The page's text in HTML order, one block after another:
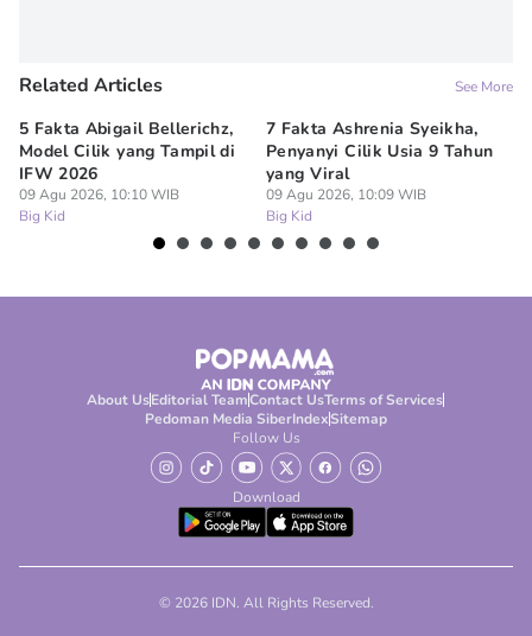
Related Articles See More
5 Fakta Abigail Bellerichz,
Model Cilik yang Tampil di
IFW 2026
09 Agu 2026, 10:10 WIB
Big Kid
7 Fakta Ashrenia Syeikha,
Penyanyi Cilik Usia 9 Tahun
yang Viral
09 Agu 2026, 10:09 WIB
Big Kid
About UsEditorial TeamContact UsTerms of Services
Pedoman Media SiberIndexSitemap
Follow Us
Download
© 2026 IDN. All Rights Reserved.